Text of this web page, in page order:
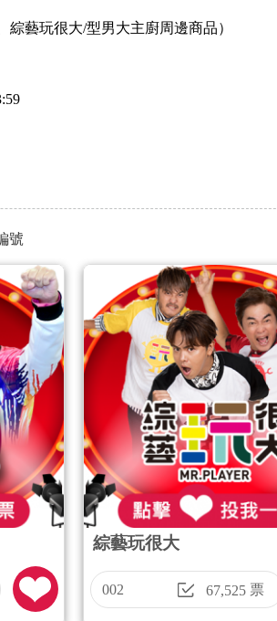
藝玩很大/型男大主廚周邊商品）
號
綜藝玩很大
002 67,525票